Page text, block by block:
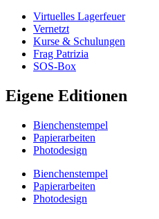
Virtuelles Lagerfeuer
Vernetzt
Kurse & Schulungen
Frag Patrizia
SOS-Box
Eigene Editionen
Bienchenstempel
Papierarbeiten
Photodesign
Bienchenstempel
Papierarbeiten
Photodesign